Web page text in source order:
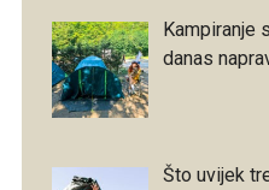
Kampiranje
danas
Što uvijek